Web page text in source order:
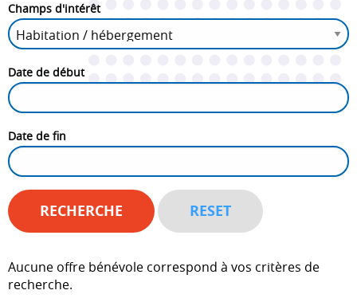
Champs d'intérêt
Date de début
Date de fin
Aucune offre bénévole correspond à vos critères de
recherche.